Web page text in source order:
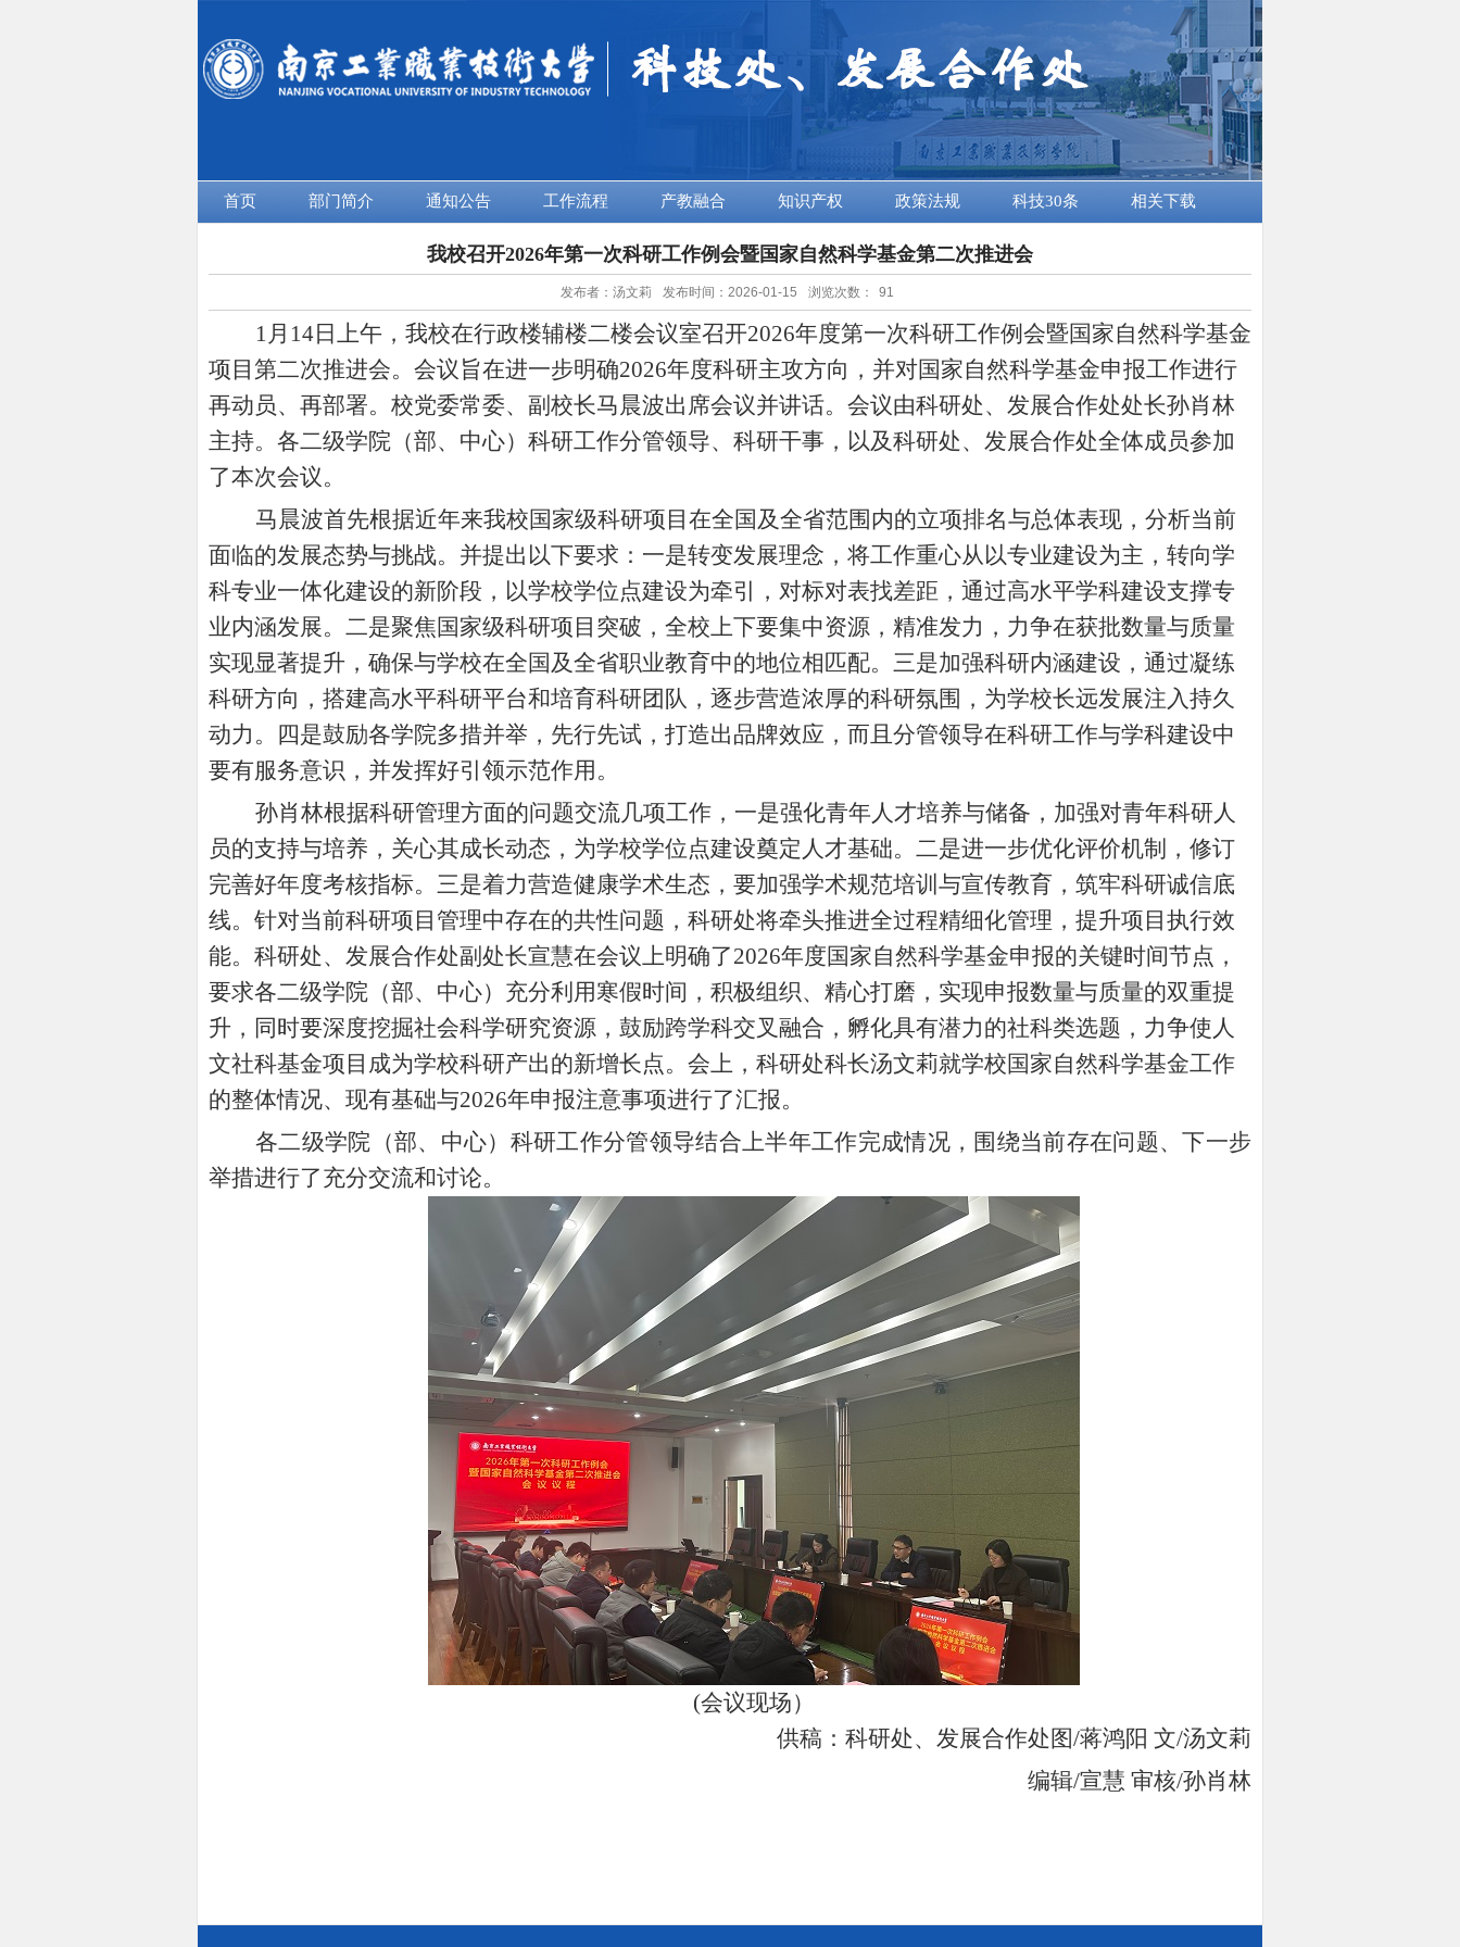
首页 部门简介 通知公告 工作流程 产教融合 知识产权 政策法规 科技30条 相关下载
我校召开2026年第一次科研工作例会暨国家自然科学基金第二次推进会
发布者：汤文莉 发布时间：2026-01-15 浏览次数： 91
1月14日上午，我校在行政楼辅楼二楼会议室召开2026年度第一次科研工作例会暨国家自然科学基金
项目第二次推进会。会议旨在进一步明确2026年度科研主攻方向，并对国家自然科学基金申报工作进行
再动员、再部署。校党委常委、副校长马晨波出席会议并讲话。会议由科研处、发展合作处处长孙肖林
主持。各二级学院（部、中心）科研工作分管领导、科研干事，以及科研处、发展合作处全体成员参加
了本次会议。
马晨波首先根据近年来我校国家级科研项目在全国及全省范围内的立项排名与总体表现，分析当前
面临的发展态势与挑战。并提出以下要求：一是转变发展理念，将工作重心从以专业建设为主，转向学
科专业一体化建设的新阶段，以学校学位点建设为牵引，对标对表找差距，通过高水平学科建设支撑专
业内涵发展。二是聚焦国家级科研项目突破，全校上下要集中资源，精准发力，力争在获批数量与质量
实现显著提升，确保与学校在全国及全省职业教育中的地位相匹配。三是加强科研内涵建设，通过凝练
科研方向，搭建高水平科研平台和培育科研团队，逐步营造浓厚的科研氛围，为学校长远发展注入持久
动力。四是鼓励各学院多措并举，先行先试，打造出品牌效应，而且分管领导在科研工作与学科建设中
要有服务意识，并发挥好引领示范作用。
孙肖林根据科研管理方面的问题交流几项工作，一是强化青年人才培养与储备，加强对青年科研人
员的支持与培养，关心其成长动态，为学校学位点建设奠定人才基础。二是进一步优化评价机制，修订
完善好年度考核指标。三是着力营造健康学术生态，要加强学术规范培训与宣传教育，筑牢科研诚信底
线。针对当前科研项目管理中存在的共性问题，科研处将牵头推进全过程精细化管理，提升项目执行效
能。科研处、发展合作处副处长宣慧在会议上明确了2026年度国家自然科学基金申报的关键时间节点，
要求各二级学院（部、中心）充分利用寒假时间，积极组织、精心打磨，实现申报数量与质量的双重提
升，同时要深度挖掘社会科学研究资源，鼓励跨学科交叉融合，孵化具有潜力的社科类选题，力争使人
文社科基金项目成为学校科研产出的新增长点。会上，科研处科长汤文莉就学校国家自然科学基金工作
的整体情况、现有基础与2026年申报注意事项进行了汇报。
各二级学院（部、中心）科研工作分管领导结合上半年工作完成情况，围绕当前存在问题、下一步
举措进行了充分交流和讨论。
(会议现场）
供稿：科研处、发展合作处图/蒋鸿阳 文/汤文莉
编辑/宣慧 审核/孙肖林